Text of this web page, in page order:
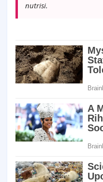
nutrisi.